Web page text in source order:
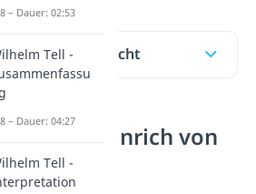
Inhaltsübersicht
war Heinrich von
– Dauer: 02:53
Tell -
– Dauer: 04:27
Tell -